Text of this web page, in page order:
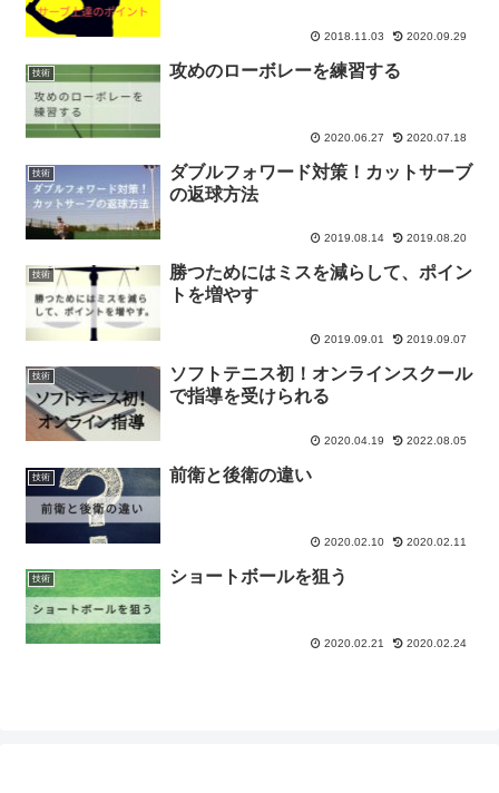
2018.11.03 2020.09.29
技術 攻めのローボレーを練習する
2020.06.27 2020.07.18
技術
ダブルフォワード対策！カットサーブ
の返球方法
2019.08.14 2019.08.20
技術
勝つためにはミスを減らして、ポイン
トを増やす
2019.09.01 2019.09.07
技術
ソフトテニス初！オンラインスクール
で指導を受けられる
2020.04.19 2022.08.05
技術 前衛と後衛の違い
2020.02.10 2020.02.11
技術 ショートボールを狙う
2020.02.21 2020.02.24